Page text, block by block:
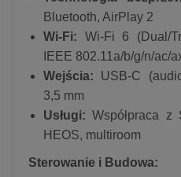
Bluetooth, AirPlay 2
Wi-Fi: Wi-Fi 6 (Dual/
IEEE 802.11a/b/g/n/ac/
Wejścia: USB-C
3,5 mm
Usługi: Współpraca z
HEOS, multiroom
Sterowanie i Budowa: